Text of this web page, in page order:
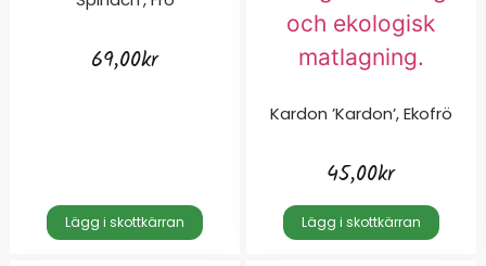
69,00kr
Lägg i skottkärran
Kardon ’Kardon’, Ekofrö
45,00kr
Lägg i skottkärran